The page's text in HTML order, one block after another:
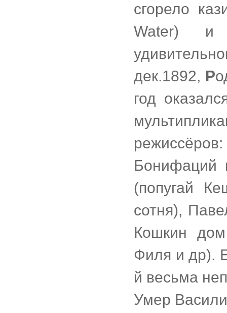
сгорело
Water) и
дек.1892, Р
год
Бонифаций
(попугай
сотня),
Кошкин
Филя и др).
й весьма
Умер